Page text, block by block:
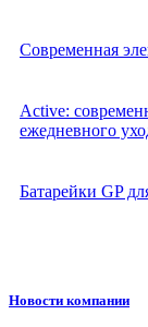
Современная
Active:
ежедневного
Батарейки GP
Новости компании